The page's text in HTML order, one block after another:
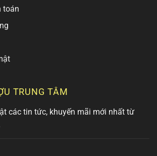
toán
TRUNG TÂM
các tin tức, khuyến mãi mới nhất từ